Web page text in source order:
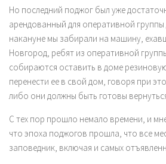
Но последний поджог был уже
арендованный для оперативной
накануне мы забирали на машину,
Новгород, ребят из оперативной
собираются оставить в доме
перенести ее в свой дом, говоря при
либо они должны быть готовы
С тех пор прошло немало времени, и
что эпоха поджогов прошла, что все
заповедник, включая и самых